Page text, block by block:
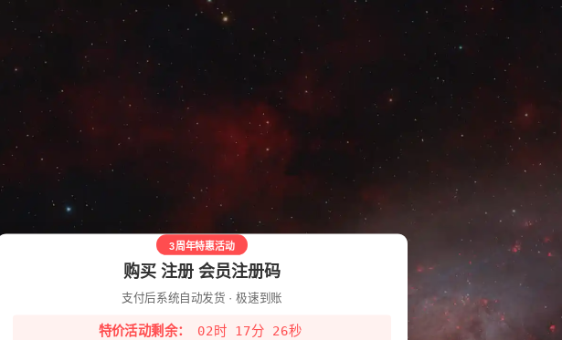
3周年特惠活动
购买 注册 会员注册码
支付后系统自动发货 · 极速到账
特价活动剩余： 02时 17分 25秒